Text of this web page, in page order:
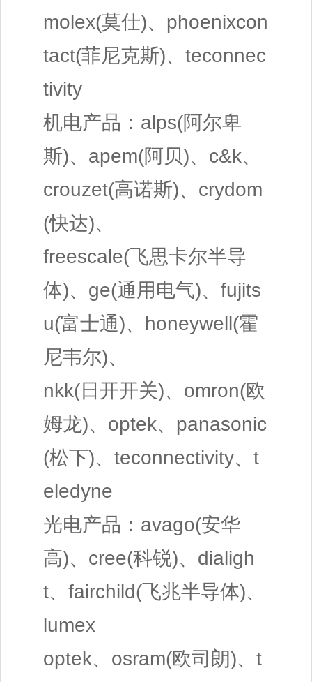
molex(莫仕)、phoenixcon
tact(菲尼克斯)、teconnec
tivity
机电产品：alps(阿尔卑
斯)、apem(阿贝)、c&k、
crouzet(高诺斯)、crydom
(快达)、
freescale(飞思卡尔半导
体)、ge(通用电气)、fujits
u(富士通)、honeywell(霍
尼韦尔)、
nkk(日开开关)、omron(欧
姆龙)、optek、panasonic
(松下)、teconnectivity、t
eledyne
光电产品：avago(安华
高)、cree(科锐)、dialigh
t、fairchild(飞兆半导体)、
lumex
optek、osram(欧司朗)、t